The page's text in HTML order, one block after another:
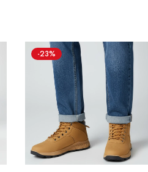
-23%